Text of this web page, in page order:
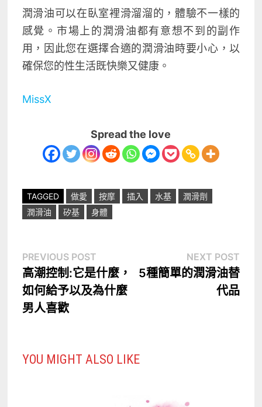
潤滑油可以在臥室裡滑溜溜的，體驗不一樣的
感覺。市場上的潤滑油都有意想不到的副作
用，因此您在選擇合適的潤滑油時要小心，以
確保您的性生活既快樂又健康。
MissX
Spread the love
TAGGED 做愛 按摩 插入 水基
潤滑劑
潤滑油
矽基 身體
文
章
導
PREVIOUS POSTPrevious
post:
高潮控制:它是什麼，
如何給予以及為什麼
男人喜歡
NEXT POST
5種簡單的潤滑油替
代品
YOU MIGHT ALSO LIKE